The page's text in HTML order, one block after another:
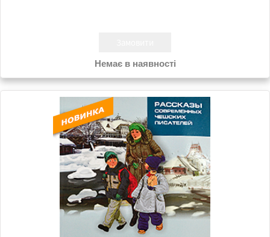
Немає в наявності